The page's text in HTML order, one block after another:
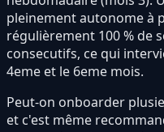
pleinement autonome à
régulièrement 100 % de
consecutifs, ce qui
4eme et le 6eme mois.
Peut-on onboarder
et c'est même